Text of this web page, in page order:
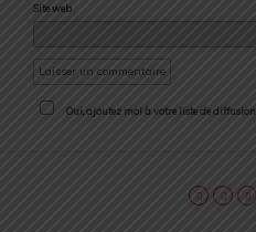
Site web
Oui, ajoutez moi à votre liste de diffusion.